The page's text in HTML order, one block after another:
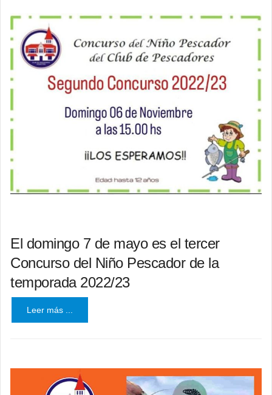
El domingo 7 de mayo es el tercer
Concurso del Niño Pescador de la
temporada 2022/23
Leer más ...